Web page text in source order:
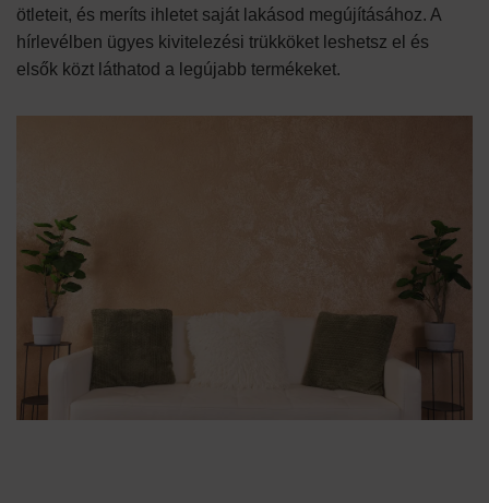
ötleteit, és meríts ihletet saját lakásod megújításához. A
hírlevélben ügyes kivitelezési trükköket leshetsz el és
elsők közt láthatod a legújabb termékeket.